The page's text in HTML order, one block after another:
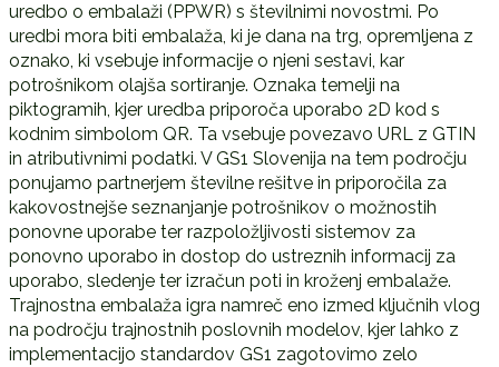
uredbo o embalaži (PPWR) s številnimi novostmi. Po
uredbi mora biti embalaža, ki je dana na trg, opremljena z
oznako, ki vsebuje informacije o njeni sestavi, kar
potrošnikom olajša sortiranje. Oznaka temelji na
piktogramih, kjer uredba priporoča uporabo 2D kod s
kodnim simbolom QR. Ta vsebuje povezavo URL z GTIN
in atributivnimi podatki. V GS1 Slovenija na tem področju
ponujamo partnerjem številne rešitve in priporočila za
kakovostnejše seznanjanje potrošnikov o možnostih
ponovne uporabe ter razpoložljivosti sistemov za
ponovno uporabo in dostop do ustreznih informacij za
uporabo, sledenje ter izračun poti in kroženj embalaže.
Trajnostna embalaža igra namreč eno izmed ključnih vlog
na področju trajnostnih poslovnih modelov, kjer lahko z
implementacijo standardov GS1 zagotovimo zelo